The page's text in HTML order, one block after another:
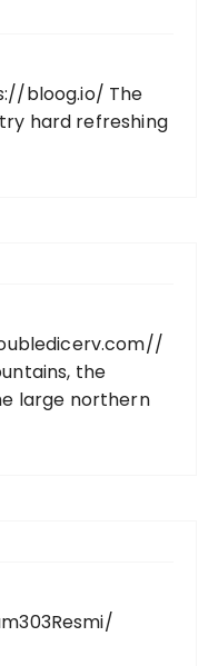
bloog.io/ The
hard refreshing
the
large northern